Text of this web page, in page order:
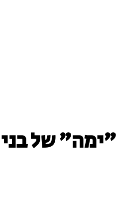
של בני